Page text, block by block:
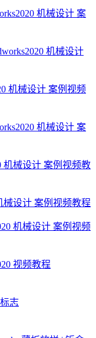
机械设计 案
机械设计
机械设计 案例视频
机械设计 案
机械设计 案例视频教
械设计 案例视频教程
机械设计 案例视频
视频教程
志